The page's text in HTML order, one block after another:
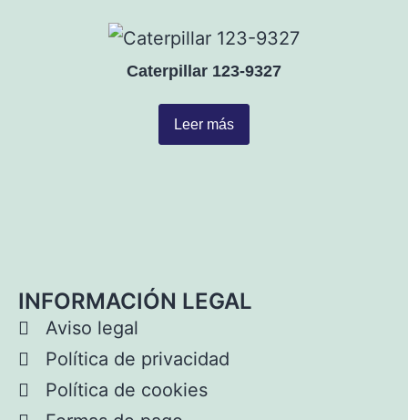
Caterpillar 123-9327
Leer más
INFORMACIÓN LEGAL
Aviso legal
Política de privacidad
Política de cookies